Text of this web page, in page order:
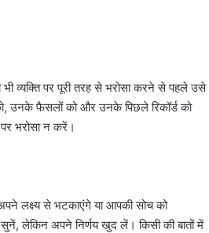
व्यक्ति पर पूरी तरह से भरोसा करने से पहले उसे
उनके फैसलों को और उनके पिछले रिकॉर्ड को
भरोसा न करें।
लक्ष्य से भटकाएंगे या आपकी सोच को
लेकिन अपने निर्णय खुद लें। किसी की बातों में